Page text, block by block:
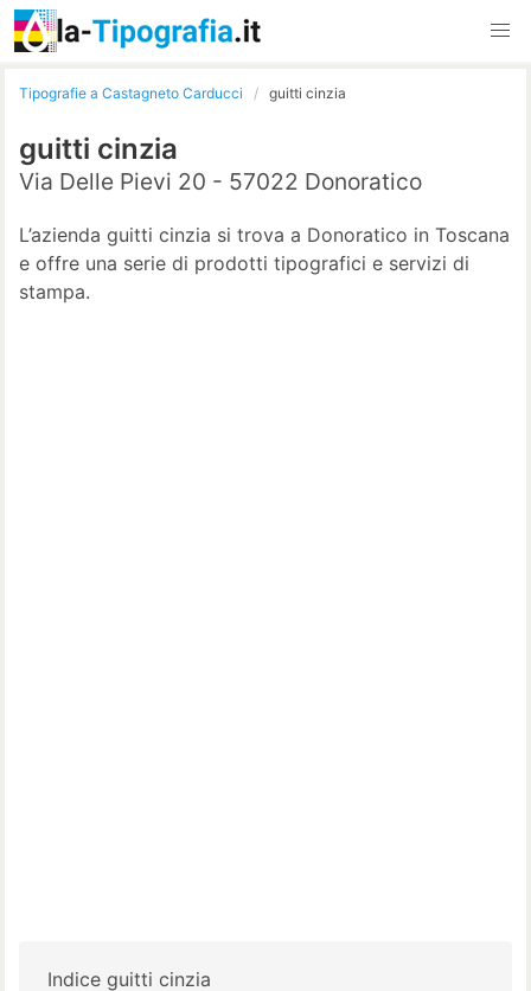
Tipografie a Castagneto Carducci guitti cinzia
guitti cinzia
Via Delle Pievi 20 - 57022 Donoratico
L’azienda guitti cinzia si trova a Donoratico in Toscana
e offre una serie di prodotti tipografici e servizi di
stampa.
Indice guitti cinzia